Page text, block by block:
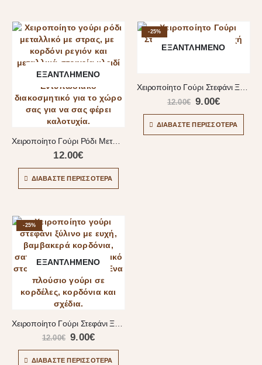
ΕΞΑΝΤΛΗΜΈΝΟ
Χειροποίητο Γούρι Ρόδι Μεταλλικό
12.00€
ΔΙΑΒΆΣΤΕ ΠΕΡΙΣΣΌΤΕΡΑ
-25%
ΕΞΑΝΤΛΗΜΈΝΟ
Χειροποίητο Γούρι Στεφάνι Ξύλινο Με Ευχή
12.00€ 9.00€
ΔΙΑΒΆΣΤΕ ΠΕΡΙΣΣΌΤΕΡΑ
-25%
ΕΞΑΝΤΛΗΜΈΝΟ
12.00€ 9.00€
ΔΙΑΒΆΣΤΕ ΠΕΡΙΣΣΌΤΕΡΑ